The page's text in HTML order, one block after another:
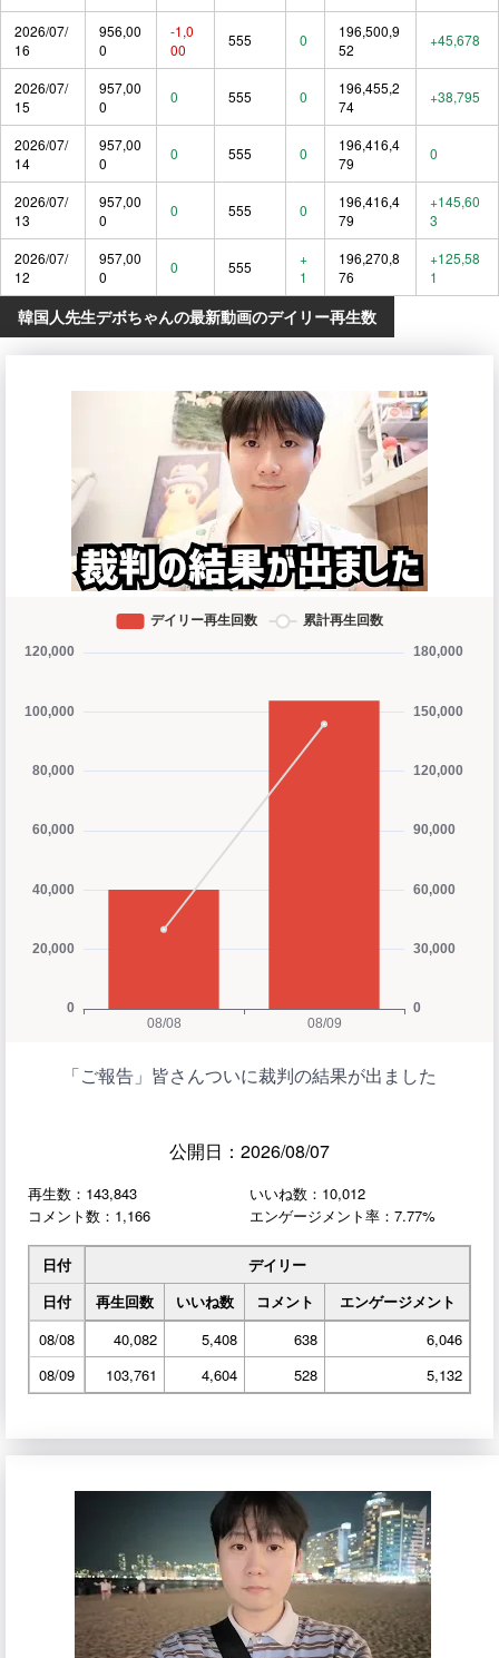
2026/07/
16
956,00
0
-1,0
00
555 0
196,500,9
52
+45,678
2026/07/
15
957,00
0
0 555 0
196,455,2
74
+38,795
2026/07/
14
957,00
0
0 555 0
196,416,4
79
0
2026/07/
13
957,00
0
0 555 0
196,416,4
79
+145,60
3
2026/07/
12
957,00
0
0 555
+
1
196,270,8
76
+125,58
1
韓国人先生デボちゃんの最新動画のデイリー再生数
「ご報告」皆さんついに裁判の結果が出ました
公開日：2026/08/07
再生数：143,843
いいね数：10,012
コメント数：1,166
エンゲージメント率：7.77%
日付
デイリー
日付
再生回数 いいね数 コメント
エンゲージメント
08/08
40,082 5,408 638
6,046
08/09
103,761 4,604 528 5,132